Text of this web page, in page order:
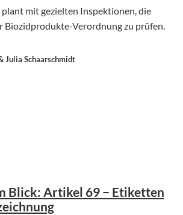
plant mit gezielten Inspektionen, die
Biozidprodukte-Verordnung zu prüfen.
Julia Schaarschmidt
Blick: Artikel 69 − Etiketten